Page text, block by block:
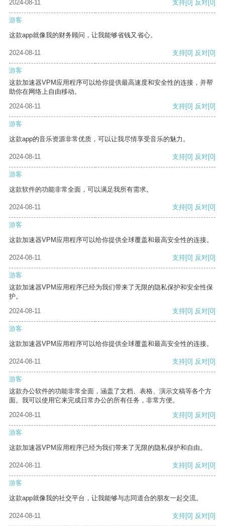
2024-08-11 支持 [0] 反对 [0]
游客
这款app就像我的财务顾问，让我能够省钱又省心。
2024-08-11 支持[0] 反对[0]
游客
这款加速器VPM应用程序可以给你提供最高速度和安全性的连接，并帮
助你在网络上自由移动。
2024-08-11
支持[0] 反对[0]
游客
这款app的音乐资源非常优质，可以让我尽情享受音乐的魅力。
2024-08-11 支持[0] 反对[0]
游客
这款软件的功能非常全面，可以满足我所有需求。
2024-08-11 支持[0] 反对[0]
游客
这款加速器VPM应用程序可以给你提供全球覆盖和最高安全性的连接。
2024-08-11 支持[0] 反对[0]
游客
这款加速器VPM应用程序已经为我们带来了无限的隐私保护和安全性保
护。
2024-08-11
支持[0] 反对[0]
游客
这款加速器VPM应用程序可以给你提供全球覆盖和最高安全性的连接。
2024-08-11 支持[0] 反对[0]
游客
这款办公软件的功能非常全面，涵盖了文档、表格、演示文稿等各个方
面。我可以使用它来完成日常办公的所有任务，非常方便。
2024-08-11
支持[0] 反对[0]
游客
这款加速器VPM应用程序已经为我们带来了无限的隐私保护和自由。
2024-08-11 支持[0] 反对[0]
游客
这款app就像我的社交平台，让我能够与志同道合的朋友一起交流。
2024-08-11 支持[0] 反对[0]